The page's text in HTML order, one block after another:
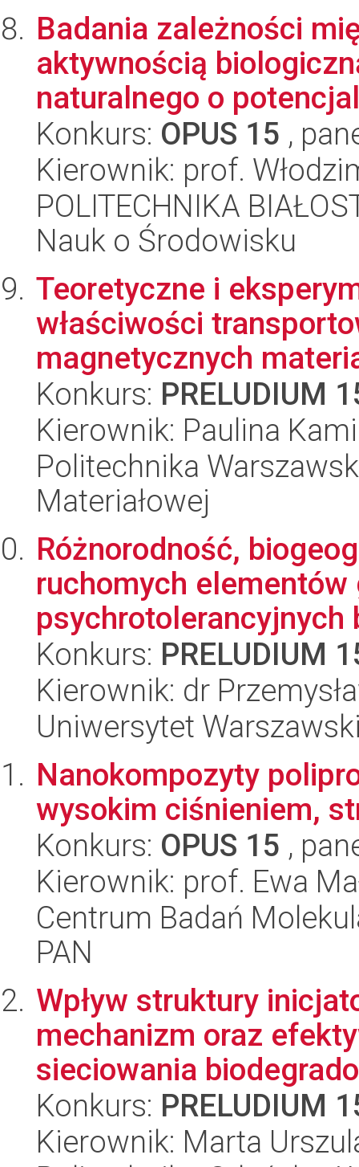
Badania zależności
aktywnością
naturalnego o
Konkurs: OPUS 15 ,
Kierownik: prof.
POLITECHNIKA
Nauk o Środowisku
Teoretyczne i
właściwości
magnetycznych
Konkurs: PRELUDIUM
Kierownik: Paulina
Politechnika
Materiałowej
Różnorodność,
ruchomych
psychrotolerancyjnych
Konkurs: PRELUDIUM
Kierownik: dr
Uniwersytet
Nanokompozyty
wysokim ciśnieniem,
Konkurs: OPUS 15 ,
Kierownik: prof. Ewa
Centrum Badań
PAN
Wpływ struktury
mechanizm oraz
sieciowania
Konkurs: PRELUDIUM
Kierownik: Marta